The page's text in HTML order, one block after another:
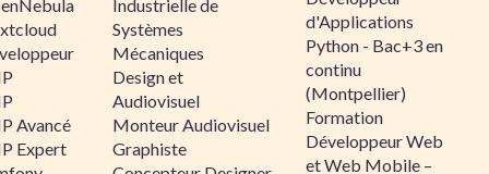
Avancé
Expert
Industrielle de
Systèmes
Mécaniques
Design et
Audiovisuel
Monteur Audiovisuel
Graphiste
d'Applications
Python - Bac+3 en
continu
(Montpellier)
Formation
Développeur Web
et Web Mobile –